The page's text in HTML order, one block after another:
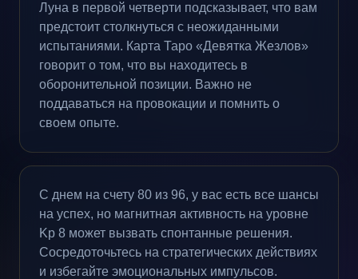
Луна в первой четверти подсказывает, что вам
предстоит столкнуться с неожиданными
испытаниями. Карта Таро «Девятка Жезлов»
говорит о том, что вы находитесь в
оборонительной позиции. Важно не
поддаваться на провокации и помнить о
своем опыте.
С днем на счету 80 из 96, у вас есть все шансы
на успех, но магнитная активность на уровне
Kp 8 может вызвать спонтанные решения.
Сосредоточьтесь на стратегических действиях
и избегайте эмоциональных импульсов.